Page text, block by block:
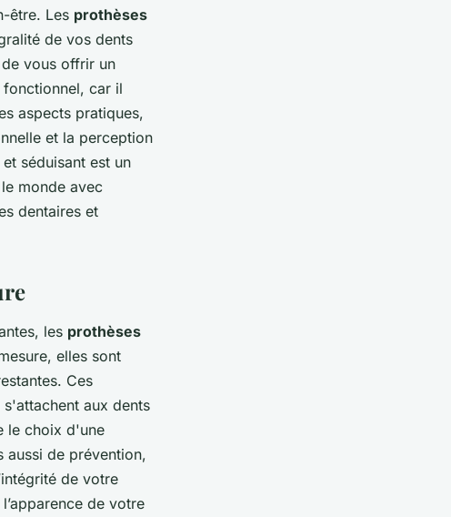
être. Les prothèses
de vos dents
vous offrir un
fonctionnel, car il
aspects pratiques,
et la perception
séduisant est un
monde avec
dentaires et
les prothèses
elles sont
Ces
aux dents
le choix d'une
aussi de prévention,
de votre
de votre